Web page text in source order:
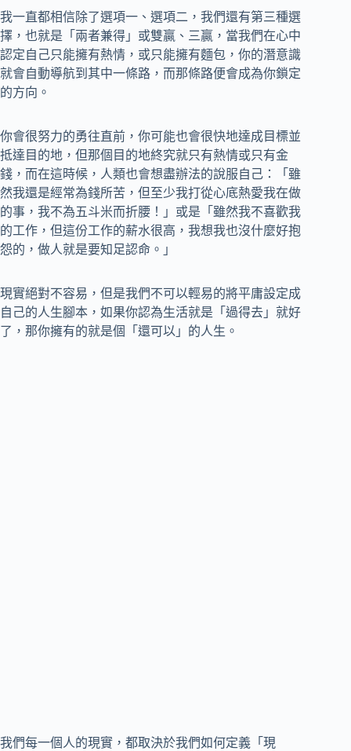
我一直都相信除了選項一、選項二，我們還有第三種選
擇，也就是「兩者兼得」或雙贏、三贏，當我們在心中
認定自己只能擁有熱情，或只能擁有麵包，你的潛意識
就會自動導航到其中一條路，而那條路便會成為你鎖定
的方向。
你會很努力的勇往直前，你可能也會很快地達成目標並
抵達目的地，但那個目的地終究就只有熱情或只有金
錢，而在這時候，人類也會想盡辦法的說服自己：「雖
然我還是經常為錢所苦，但至少我打從心底熱愛我在做
的事，我不為五斗米而折腰！」或是「雖然我不喜歡我
的工作，但這份工作的薪水很高，我想我也沒什麼好抱
怨的，做人就是要知足認命。」
現實絕對不容易，但是我們不可以輕易的將平庸設定成
自己的人生腳本，如果你認為生活就是「過得去」就好
了，那你擁有的就是個「還可以」的人生。
我們每一個人的現實，都取決於我們如何定義「現